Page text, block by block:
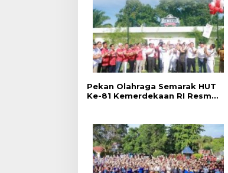
Pekan Olahraga Semarak HUT
Ke-81 Kemerdekaan RI Resmi